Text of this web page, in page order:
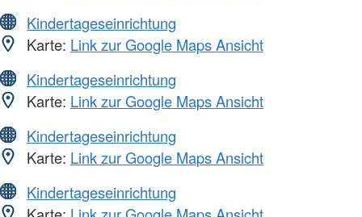
Kindertageseinrichtung
Karte: Link zur Google Maps Ansicht
Kindertageseinrichtung
Karte: Link zur Google Maps Ansicht
Kindertageseinrichtung
Karte: Link zur Google Maps Ansicht
Kindertageseinrichtung